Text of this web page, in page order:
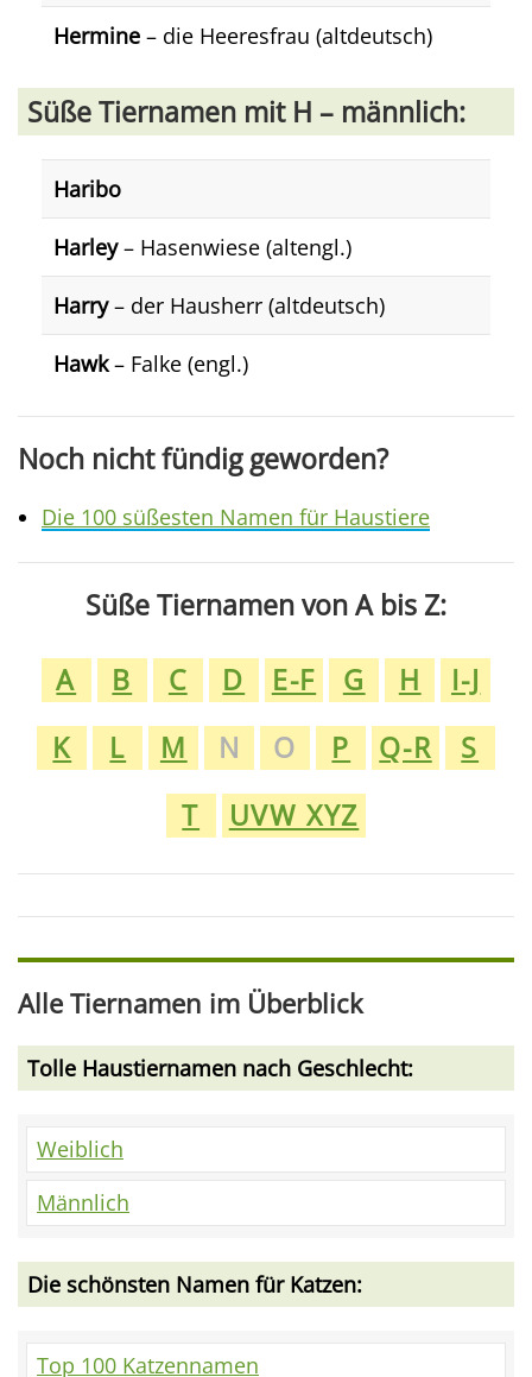
Hermine – die Heeresfrau (altdeutsch)
Süße Tiernamen mit H – männlich:
Haribo
Harley– Hasenwiese (altengl.)
Harry– der Hausherr (altdeutsch)
Hawk– Falke (engl.)
Noch nicht fündig geworden?
Die 100 süßesten Namen für Haustiere
Süße Tiernamen von A bis Z:
A
B C D E-F G H
I-J
K
L M N O P Q-R
S
T
UVW XYZ
Alle Tiernamen im Überblick
Tolle Haustiernamen nach Geschlecht:
Weiblich
Männlich
Die schönsten Namen für Katzen:
Top 100 Katzennamen